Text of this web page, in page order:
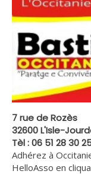
7 rue de Rozès
32600 L'Isle-
Tèl : 06 51 28 30
Adhérez à
HelloAsso en